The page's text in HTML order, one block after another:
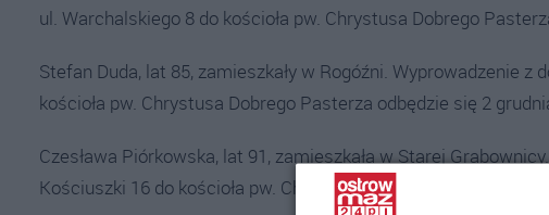
ul. Warchalskiego 8 do kościoła pw. Chrystusa Dobrego
Stefan Duda, lat 85, zamieszkały w Rogóźni. Wyprowadzenie
kościoła pw. Chrystusa Dobrego Pasterza odbędzie się 2
Czesława Piórkowska, lat 91, zamieszkała w Starej
Kościuszki 16 do kościoła pw. Chrystusa Dobrego Pasterza